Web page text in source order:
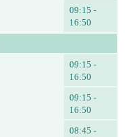
09:15 -
16:50
09:15 -
16:50
09:15 -
16:50
08:45 -